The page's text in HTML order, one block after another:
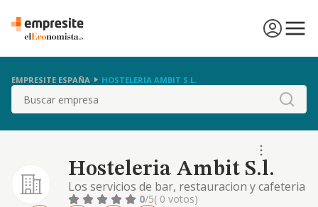
EMPRESITE ESPAÑA HOSTELERIA AMBIT S.L.
Buscar
Hosteleria Ambit S.l.
Los servicios de bar, restauracion y cafeteria
0/5( 0 votos)